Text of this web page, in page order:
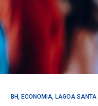
BH, ECONOMIA, LAGOA SANTA